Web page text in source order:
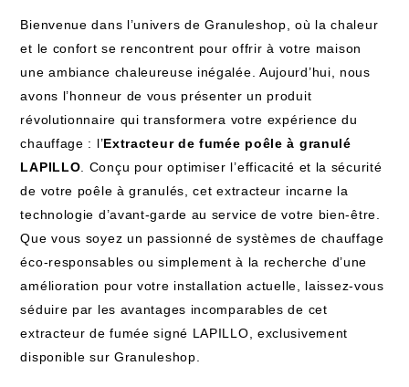
Bienvenue dans l’univers de Granuleshop, où la chaleur
et le confort se rencontrent pour offrir à votre maison
une ambiance chaleureuse inégalée. Aujourd’hui, nous
avons l’honneur de vous présenter un produit
révolutionnaire qui transformera votre expérience du
chauffage : l’Extracteur de fumée poêle à granulé
LAPILLO . Conçu pour optimiser l’efficacité et la sécurité
de votre poêle à granulés, cet extracteur incarne la
technologie d’avant-garde au service de votre bien-être.
Que vous soyez un passionné de systèmes de chauffage
éco-responsables ou simplement à la recherche d’une
amélioration pour votre installation actuelle, laissez-vous
séduire par les avantages incomparables de cet
extracteur de fumée signé LAPILLO, exclusivement
disponible sur Granuleshop.